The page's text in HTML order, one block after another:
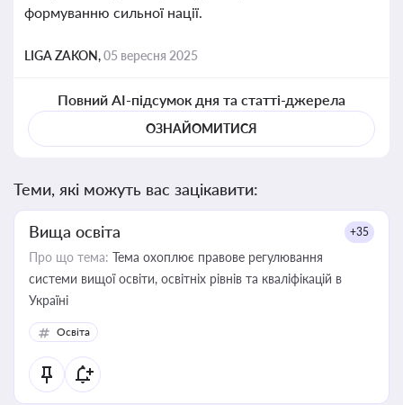
формуванню сильної нації.
LIGA ZAKON,05 вересня 2025
Повний AI-підсумок дня та статті-джерела
ОЗНАЙОМИТИСЯ
Теми, які можуть вас зацікавити:
Вища освіта +35
Про що тема: Тема охоплює правове регулювання
системи вищої освіти, освітніх рівнів та кваліфікацій в
Україні
Освіта